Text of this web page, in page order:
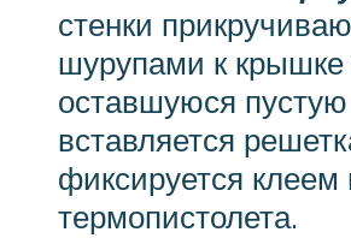
стенки
шурупами к крышке
оставшуюся пустую
вставляется
фиксируется клеем
термопистолета.